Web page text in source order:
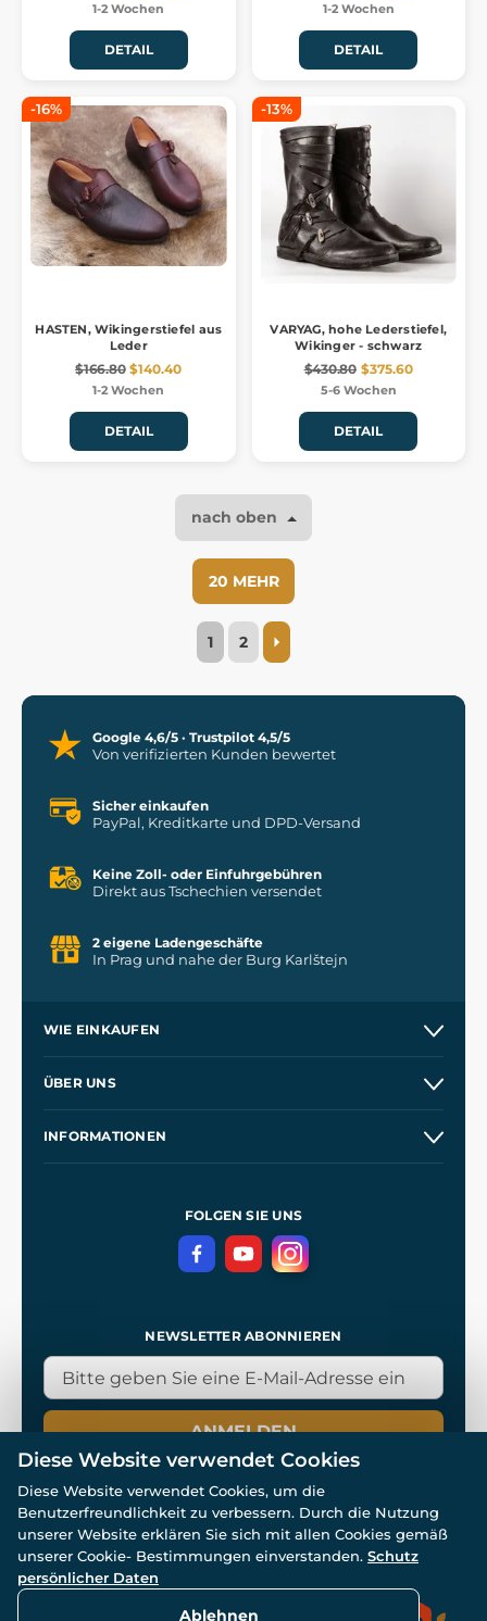
1-2 Wochen
DETAIL
1-2 Wochen
DETAIL
-16%
HASTEN, Wikingerstiefel aus
Leder
$166.80 $140.40
1-2 Wochen
DETAIL
-13%
VARYAG, hohe Lederstiefel,
Wikinger - schwarz
$430.80 $375.60
5-6 Wochen
DETAIL
nach oben
20 MEHR
1 2
Google 4,6/5 · Trustpilot 4,5/5
Von verifizierten Kunden bewertet
Sicher einkaufen
PayPal, Kreditkarte und DPD-Versand
Keine Zoll- oder Einfuhrgebühren
Direkt aus Tschechien versendet
2 eigene Ladengeschäfte
In Prag und nahe der Burg Karlštejn
WIE EINKAUFEN
Kontakt
ÜBER UNS
INFORMATIONEN
DatenschutzerklärungFOLGEN SIE UNS
NEWSLETTER ABONNIEREN
ANMELDEN
© Alle Rechte vorbehalten. www.wulflund.de 2007-2026.
Powered by
Diese Website verwendet Cookies
Diese Website verwendet Cookies, um die
Benutzerfreundlichkeit zu verbessern. Durch die Nutzung
unserer Website erklären Sie sich mit allen Cookies gemäß
unserer Cookie- Bestimmungen einverstanden. Schutz
persönlicher Daten
Ablehnen